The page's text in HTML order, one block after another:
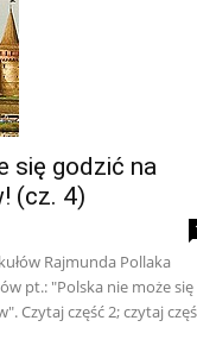
się godzić na
(cz. 4)
Rajmunda Pollaka
pt.: "Polska nie może się
Czytaj część 2; czytaj